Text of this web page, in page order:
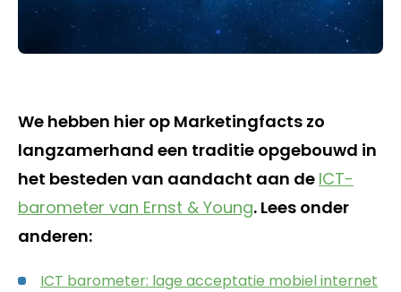
We hebben hier op Marketingfacts zo
langzamerhand een traditie opgebouwd in
het besteden van aandacht aan de ICT-
barometer van Ernst & Young. Lees onder
anderen:
ICT barometer: lage acceptatie mobiel internet